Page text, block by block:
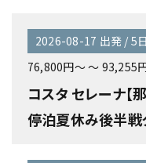
2026-08-17 出発 / 5
76,800円～ ～ 93,255
コスタ セレーナ【
停泊夏休み後半